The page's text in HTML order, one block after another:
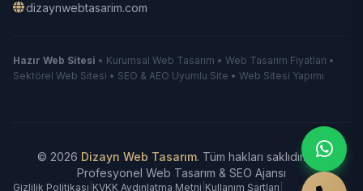
dizaynwebtasarim.com
Hazır Web Sitesi • Kurumsal Web Tasarım • Web Tasarım Fiyatları •
Sektörel Web Sitesi • SEO & AEO Uyumlu Site • Web Sitesi Yapımı
© 2026 Dizayn Web Tasarım. Tüm hakları saklıdır.
|
Profesyonel Web Tasarım & SEO Ajansı
Gizlilik Politikası KVKK Aydınlatma Metni Kullanım Şartları